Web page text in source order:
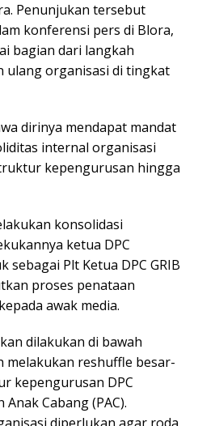
Penunjukan tersebut
konferensi pers di Blora,
bagian dari langkah
ulang organisasi di tingkat
dirinya mendapat mandat
internal organisasi
kepengurusan hingga
konsolidasi
ketua DPC
sebagai Plt Ketua DPC GRIB
proses penataan
awak media.
dilakukan di bawah
melakukan reshuffle besar-
kepengurusan DPC
Cabang (PAC).